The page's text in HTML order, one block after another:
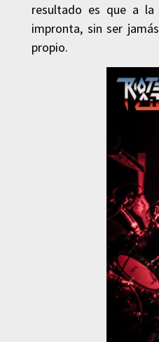
resultado es que a la
impronta, sin ser
propio.